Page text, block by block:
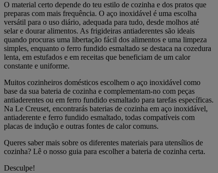
O material certo depende do teu estilo de cozinha e dos pratos que
preparas com mais frequência. O aço inoxidável é uma escolha
versátil para o uso diário, adequada para tudo, desde molhos até
selar e dourar alimentos. As frigideiras antiaderentes são ideais
quando procuras uma libertação fácil dos alimentos e uma limpeza
simples, enquanto o ferro fundido esmaltado se destaca na cozedura
lenta, em estufados e em receitas que beneficiam de um calor
constante e uniforme.
Muitos cozinheiros domésticos escolhem o aço inoxidável como
base da sua bateria de cozinha e complementam-no com peças
antiaderentes ou em ferro fundido esmaltado para tarefas específicas.
Na Le Creuset, encontrarás baterias de cozinha em aço inoxidável,
antiaderente e ferro fundido esmaltado, todas compatíveis com
placas de indução e outras fontes de calor comuns.
Queres saber mais sobre os diferentes materiais para utensílios de
cozinha? Lê o nosso guia para escolher a bateria de cozinha certa.
Desculpe!